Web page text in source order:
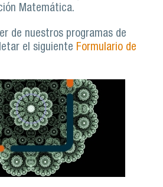
Matemática.
de nuestros programas de
el siguiente Formulario de